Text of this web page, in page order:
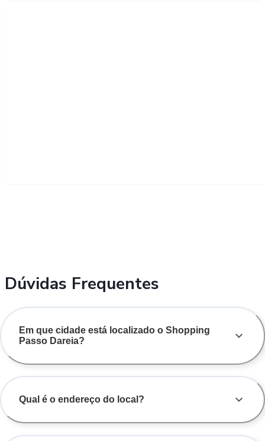
Dúvidas Frequentes
Em que cidade está localizado o Shopping
Passo Dareia?
Qual é o endereço do local?